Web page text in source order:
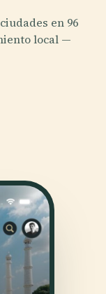
en 96
local —